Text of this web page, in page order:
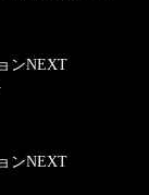
ンNEXT
ンNEXT